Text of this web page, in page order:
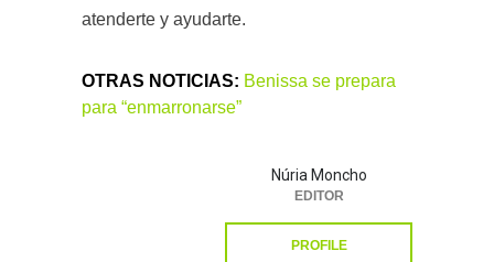
atenderte y ayudarte.
OTRAS NOTICIAS: Benissa se prepara
para “enmarronarse”
Núria Moncho
EDITOR
PROFILE